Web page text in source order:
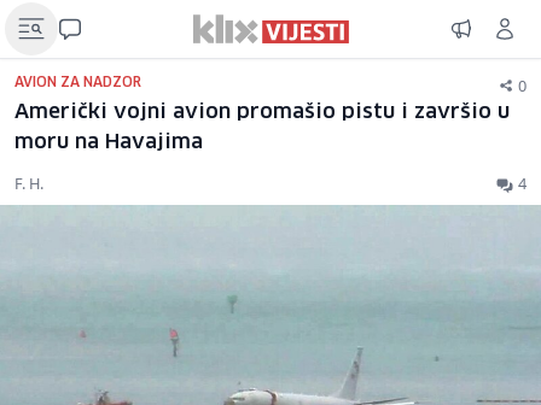
AVION ZA NADZOR 0
Američki vojni avion promašio pistu i završio u
moru na Havajima
F. H. 4